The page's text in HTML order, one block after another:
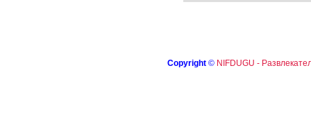
Copyright © NIFDUGU -